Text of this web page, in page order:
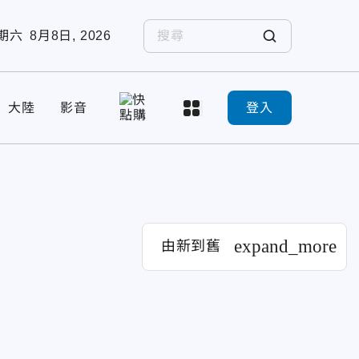
六 8月8日, 2026
大陸 影音 登入
由新到舊 expand_more